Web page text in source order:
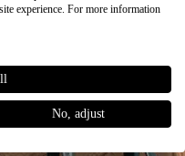
experience. For more information
No, adjust